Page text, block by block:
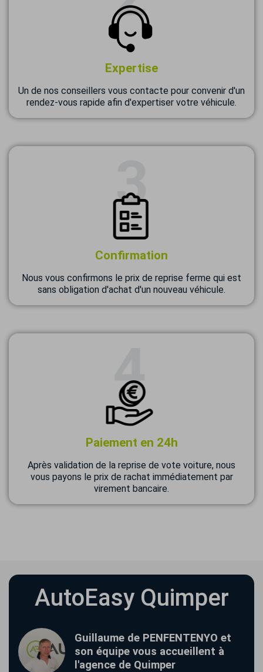
Expertise
Un de nos conseillers vous contacte pour convenir d'un
rendez-vous rapide afin d'expertiser votre véhicule.
Confirmation
Nous vous confirmons le prix de reprise ferme qui est
sans obligation d'achat d'un nouveau véhicule.
Paiement en 24h
Après validation de la reprise de vote voiture, nous
vous payons le prix de rachat immédiatement par
virement bancaire.
AutoEasy Quimper
Guillaume de PENFENTENYO et
son équipe vous accueillent à
l'agence de Quimper